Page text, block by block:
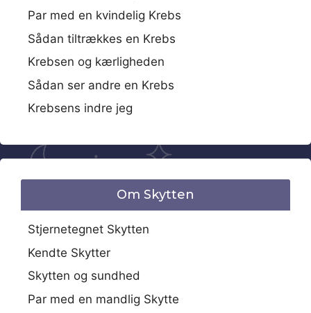
Par med en kvindelig Krebs
Sådan tiltrækkes en Krebs
Krebsen og kærligheden
Sådan ser andre en Krebs
Krebsens indre jeg
Om Skytten
Stjernetegnet Skytten
Kendte Skytter
Skytten og sundhed
Par med en mandlig Skytte